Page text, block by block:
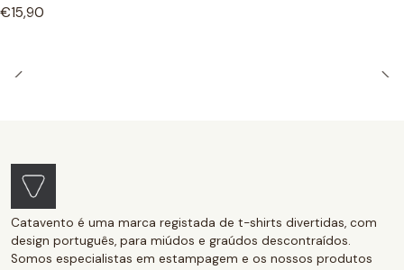
€15,90
Catavento é uma marca registada de t-shirts divertidas, com
design português, para miúdos e graúdos descontraídos.
Somos especialistas em estampagem e os nossos produtos